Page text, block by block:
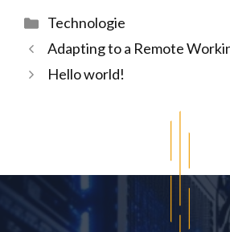
Catégories
Technologie
Adapting to a Remote
Hello world!